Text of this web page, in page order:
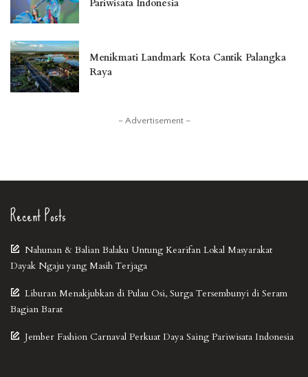
Pariwisata Indonesia
Menikmati Landmark Kota Cantik Palangka
Raya
– Advertisement –
Recent Posts
Nahunan & Balian Balaku Untung Kearifan Lokal Masyarakat
Dayak Ngaju yang Masih Terjaga
Liburan Menakjubkan di Pulau Osi, Surga Tersembunyi di Seram
Bagian Barat
Jember Fashion Carnaval Perkuat Daya Saing Pariwisata Indonesia